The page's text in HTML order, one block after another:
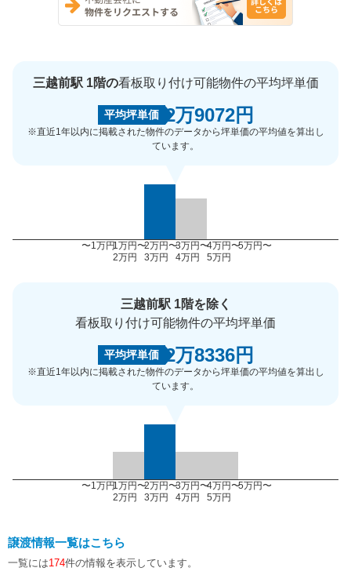
三越前駅 1階の看板取り付け可能物件の平均坪単価
平均坪単価 2万9072円
※直近1年以内に掲載された物件のデータから坪単価の平均値を算出し
ています。
〜1万円1万円〜
2万円
2万円〜
3万円
3万円〜
4万円
4万円〜
5万円
5万円〜
三越前駅 1階を除く
看板取り付け可能物件の平均坪単価
平均坪単価 2万8336円
※直近1年以内に掲載された物件のデータから坪単価の平均値を算出し
ています。
〜1万円1万円〜
2万円
2万円〜
3万円
3万円〜
4万円
4万円〜
5万円
5万円〜
譲渡情報一覧はこちら
一覧には174件の情報を表示しています。